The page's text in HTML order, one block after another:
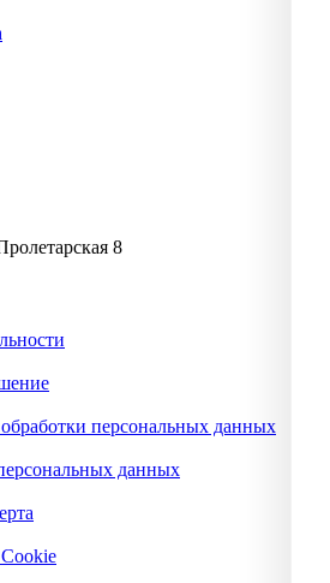
8
персональных данных
данных